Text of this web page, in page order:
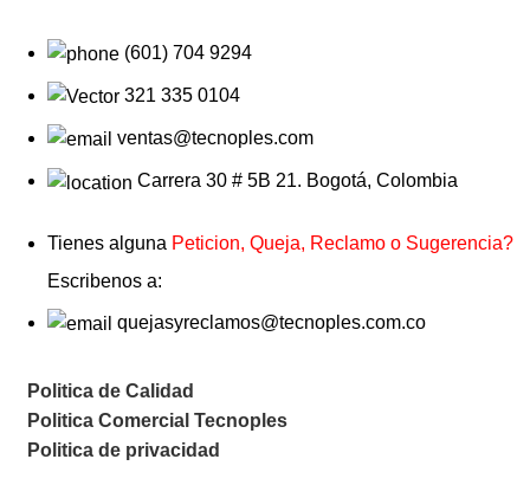
(601) 704 9294
321 335 0104
ventas@tecnoples.com
Carrera 30 # 5B 21. Bogotá, Colombia
Tienes alguna Peticion, Queja, Reclamo o Sugerencia?
Escribenos a:
quejasyreclamos@tecnoples.com.co
Politica de Calidad
Politica Comercial Tecnoples
Politica de privacidad